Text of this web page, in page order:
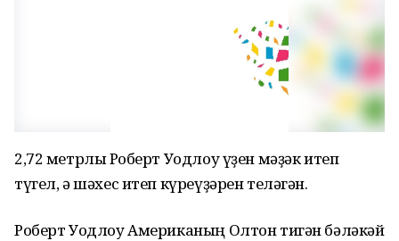
2,72 метрлыҡ Роберт Уодлоу үҙен мәҙәк итеп
түгел, ә шәхес итеп күреүҙәрен теләгән.
Роберт Уодлоу Американың Олтон тигән бәләкәй